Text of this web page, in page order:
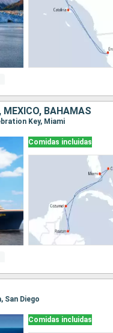
MÉXICO, BAHAMAS
Key, Miami
Comidas incluidas
San Diego
Comidas incluidas